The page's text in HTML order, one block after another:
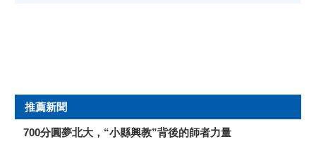
推薦新聞
700分圓夢北大，“小縣興教”背後的師者力量